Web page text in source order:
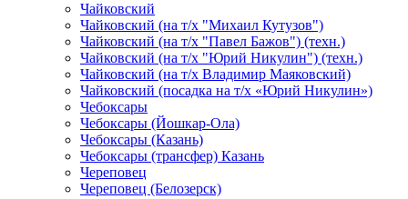
Чайковский
Чайковский (на т/х "Михаил Кутузов")
Чайковский (на т/х "Павел Бажов") (техн.)
Чайковский (на т/х "Юрий Никулин") (техн.)
Чайковский (на т/х Владимир Маяковский)
Чайковский (посадка на т/х «Юрий Никулин»)
Чебоксары
Чебоксары (Йошкар-Ола)
Чебоксары (Казань)
Чебоксары (трансфер) Казань
Череповец
Череповец (Белозерск)